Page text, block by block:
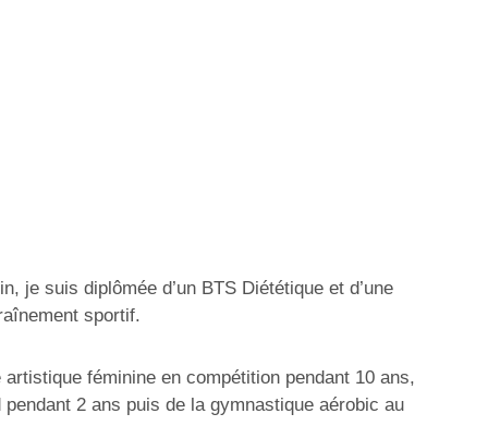
je suis diplômée d’un BTS Diététique et d’une
sportif.
artistique féminine en compétition pendant 10 ans,
pendant 2 ans puis de la gymnastique aérobic au